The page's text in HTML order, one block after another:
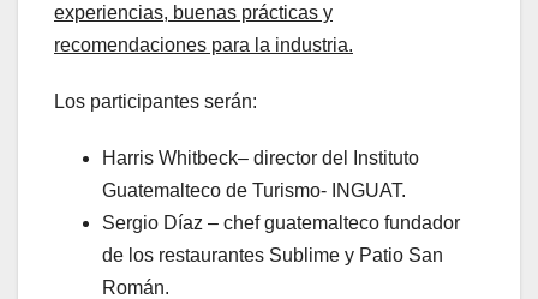
experiencias, buenas prácticas y
recomendaciones para la industria.
Los participantes serán:
Harris Whitbeck– director del Instituto
Guatemalteco de Turismo- INGUAT.
Sergio Díaz – chef guatemalteco fundador
de los restaurantes Sublime y Patio San
Román.